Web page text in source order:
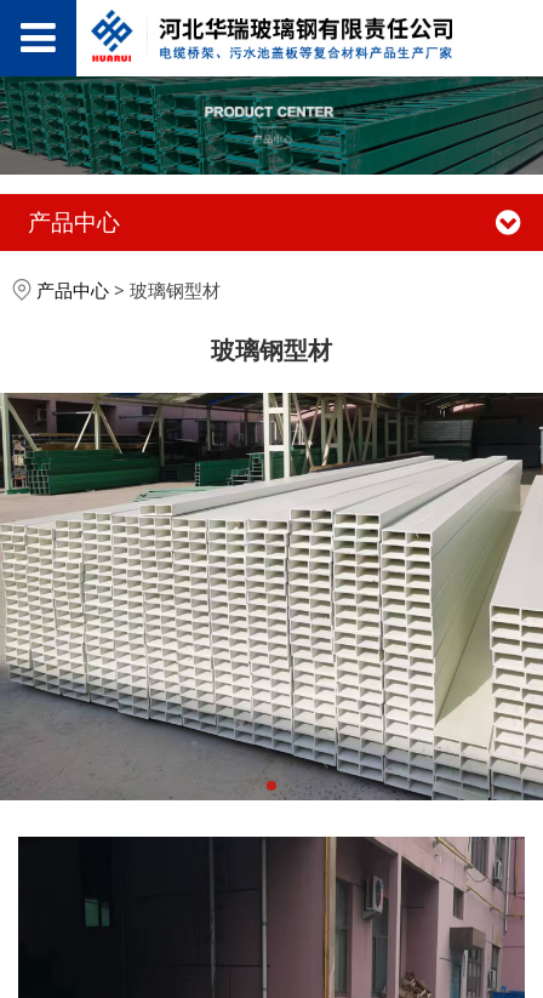
产品中心
产品中心 > 玻璃钢型材
玻璃钢型材